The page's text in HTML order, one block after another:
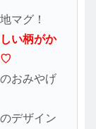
マグ！
い柄がか
♡
おみやげ
デザイン